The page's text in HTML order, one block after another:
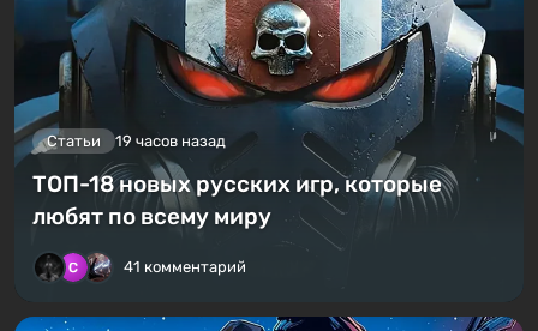
Статьи 19 часов назад
ТОП-18 новых русских игр, которые
любят по всему миру
41 комментарий